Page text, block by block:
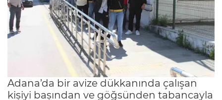
Adana’da bir avize dükkanında çalışan
kişiyi başından ve göğsünden tabancayla